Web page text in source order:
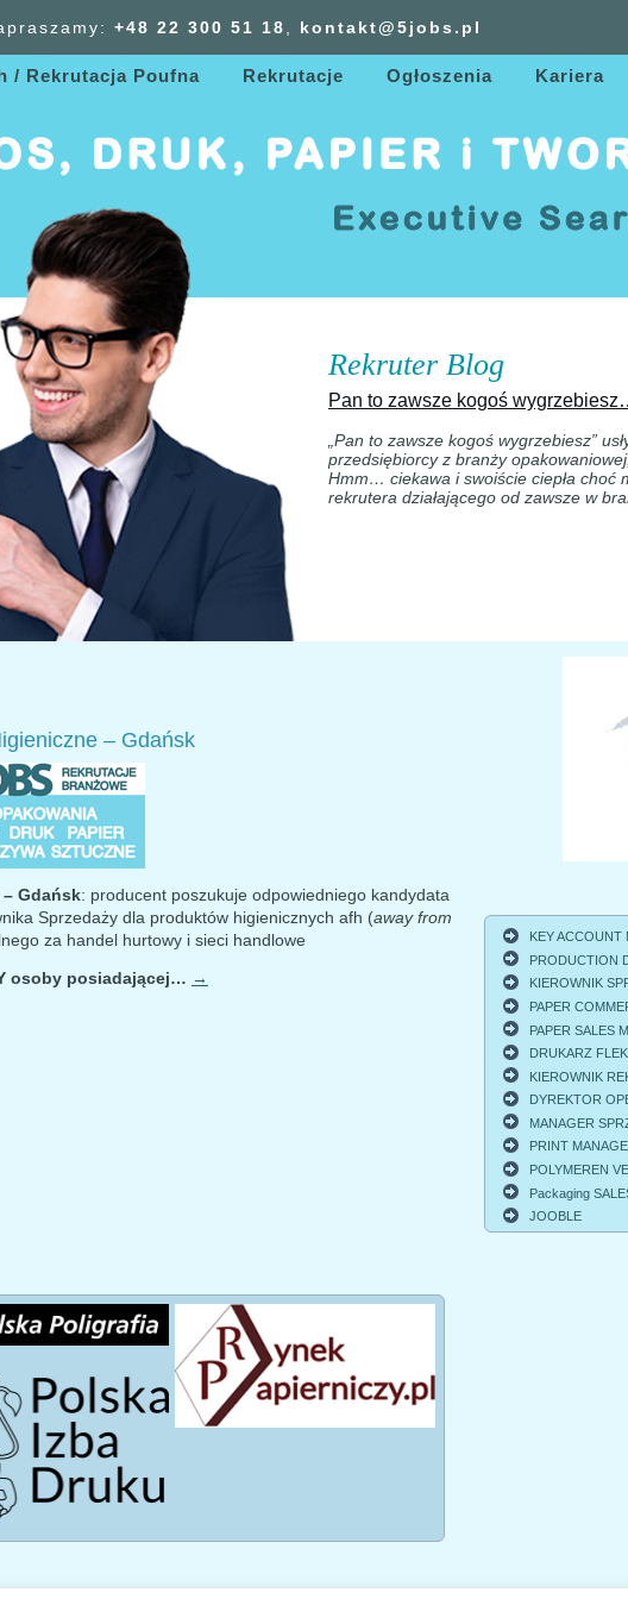
+48 22 300 51 18 kontakt@5jobs.pl
/ Rekrutacja Poufna Rekrutacje Ogłoszenia Kariera
Rekruter Blog
Pan to zawsze kogoś
„Pan to zawsze kogoś wygrzebiesz”
przedsiębiorcy z branży
Hmm… ciekawa i swoiście ciepła choć
rekrutera działającego od zawsze w
– Gdańsk
Gdańsk: producent poszukuje odpowiedniego kandydata
Sprzedaży dla produktów higienicznych afh (away from
za handel hurtowy i sieci handlowe
osoby posiadającej… →
KEY ACCOUNT
PRODUCTION
KIEROWNIK
PAPER
PAPER SALES
DRUKARZ
KIEROWNIK
DYREKTOR
MANAGER
PRINT
POLYMEREN
Packaging
JOOBLE